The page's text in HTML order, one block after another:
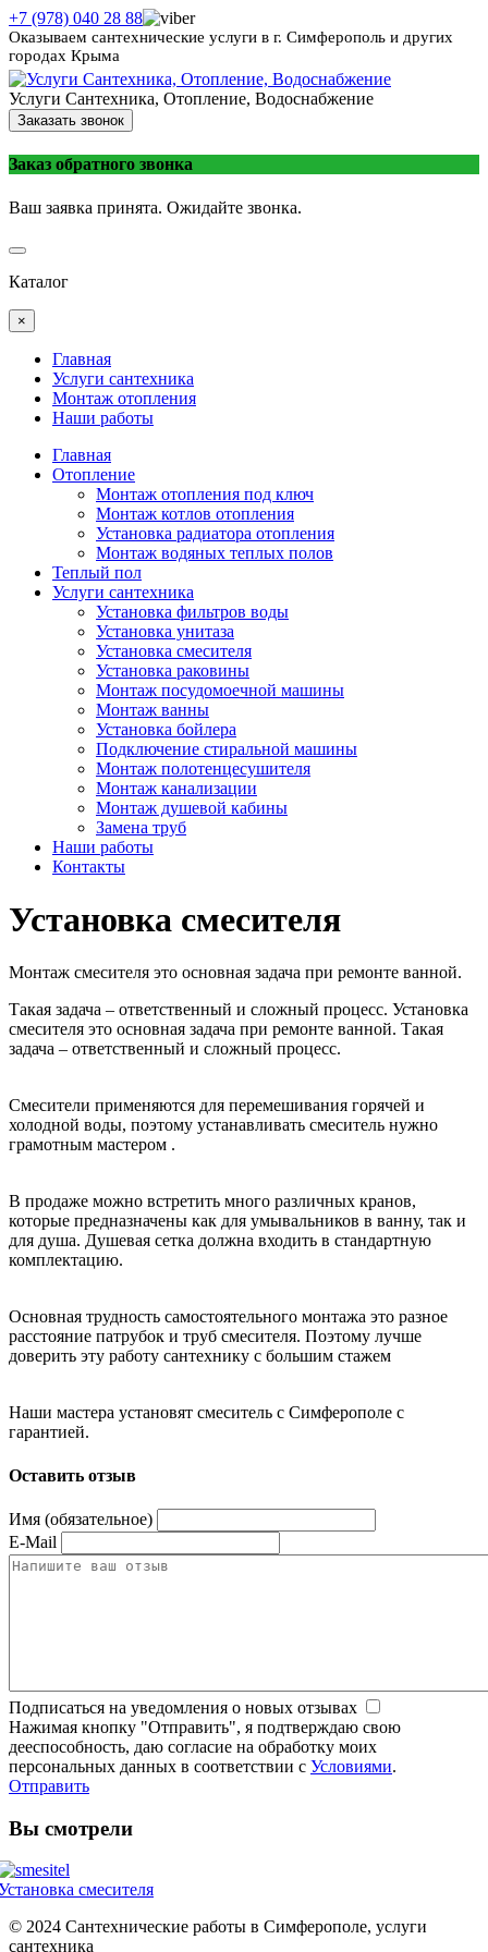
+7 (978) 040 28 88
Оказываем сантехнические услуги в г. Симферополь и других
городах Крыма
Услуги Сантехника, Отопление, Водоснабжение
Заказать звонок
Заказ обратного звонка
Ваш заявка принята. Ожидайте звонка.
Каталог
×
Главная
Услуги сантехника
Монтаж отопления
Наши работы
Главная
Отопление
Монтаж отопления под ключ
Монтаж котлов отопления
Установка радиатора отопления
Монтаж водяных теплых полов
Теплый пол
Услуги сантехника
Установка фильтров воды
Установка унитаза
Установка смесителя
Установка раковины
Монтаж посудомоечной машины
Монтаж ванны
Установка бойлера
Подключение стиральной машины
Монтаж полотенцесушителя
Монтаж канализации
Монтаж душевой кабины
Замена труб
Наши работы
Контакты
Установка смесителя
Монтаж смесителя это основная задача при ремонте ванной.
Такая задача – ответственный и сложный процесс. Установка
смесителя это основная задача при ремонте ванной. Такая
задача – ответственный и сложный процесс.
Смесители применяются для перемешивания горячей и
холодной воды, поэтому устанавливать смеситель нужно
грамотным мастером .
В продаже можно встретить много различных кранов,
которые предназначены как для умывальников в ванну, так и
для душа. Душевая сетка должна входить в стандартную
комплектацию.
Основная трудность самостоятельного монтажа это разное
расстояние патрубок и труб смесителя. Поэтому лучше
доверить эту работу сантехнику с большим стажем
Наши мастера установят смеситель с Симферополе с
гарантией.
Оставить отзыв
Имя (обязательное)
E-Mail
Подписаться на уведомления о новых отзывах
Нажимая кнопку "Отправить", я подтверждаю свою
дееспособность, даю согласие на обработку моих
персональных данных в соответствии с Условиями.
Отправить
Вы смотрели
смесителя
© 2024 Сантехнические работы в Симферополе, услуги
сантехника